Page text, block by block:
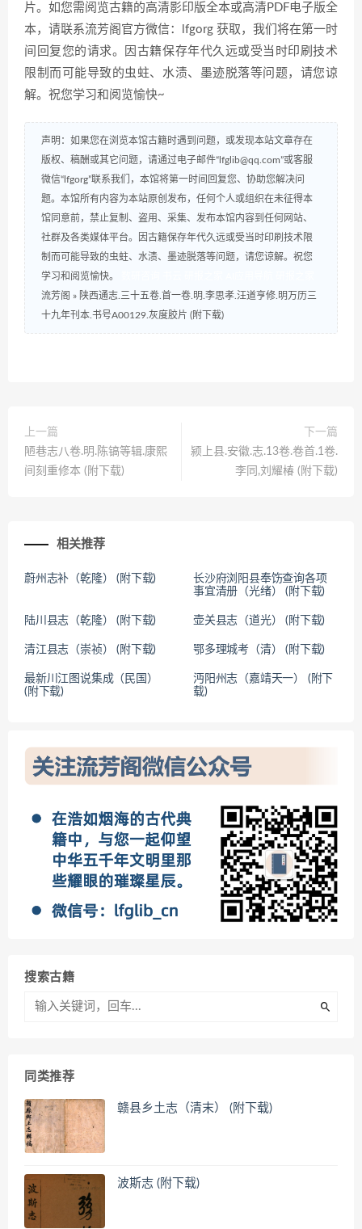
片。如您需阅览古籍的高清影印版全本或高清PDF电子版全
本，请联系流芳阁官方微信：lfgorg 获取，我们将在第一时
间回复您的请求。因古籍保存年代久远或受当时印刷技术
限制而可能导致的虫蛀、水渍、墨迹脱落等问题，请您谅
解。祝您学习和阅览愉快~
声明：如果您在浏览本馆古籍时遇到问题，或发现本站文章存在
版权、稿酬或其它问题，请通过电子邮件“lfglib@qq.com”或客服
微信“lfgorg”联系我们，本馆将第一时间回复您、协助您解决问
题。本馆所有内容为本站原创发布，任何个人或组织在未征得本
馆同意前，禁止复制、盗用、采集、发布本馆内容到任何网站、
社群及各类媒体平台。因古籍保存年代久远或受当时印刷技术限
制而可能导致的虫蛀、水渍、墨迹脱落等问题，请您谅解。祝您
学习和阅览愉快。
流芳阁 » 陕西通志.三十五卷.首一卷.明.李思孝.汪道亨修.明万历三
十九年刊本.书号A00129.灰度胶片 (附下载)
上一篇
陋巷志八卷.明.陈镐等辑.康熙
间刻重修本 (附下载)
下一篇
颍上县.安徽.志.13卷.卷首.1卷.
李同,刘耀椿 (附下载)
相关推荐
蔚州志补（乾隆） (附下载)
长沙府浏阳县奉饬查询各项
事宜清册（光绪） (附下载)
陆川县志（乾隆） (附下载) 壶关县志（道光） (附下载)
清江县志（崇祯） (附下载) 鄂多理城考（清） (附下载)
最新川江图说集成（民国）
(附下载)
沔阳州志（嘉靖天一） (附下
载)
搜索古籍
同类推荐
赣县乡土志（清末） (附下载)
波斯志 (附下载)